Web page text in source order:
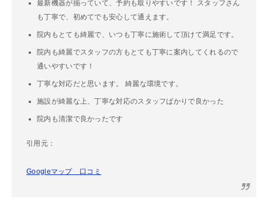
最新機器が揃っていて、予約も取りやすいです！ スタッフさん
も丁寧で、初めてでも安心して通えます。
院内もとても綺麗で、いつも丁寧に施術して頂けて満足です。
院内も綺麗でスタッフの方もとても丁寧に案内してくれるので
通いやすいです！
丁寧な対応だと思います。 綺麗な環境です。
施設が綺麗な上、丁寧な対応のスタッフばかりで良かった
院内も清潔で良かったです
引用元：
Googleマップ 口コミ